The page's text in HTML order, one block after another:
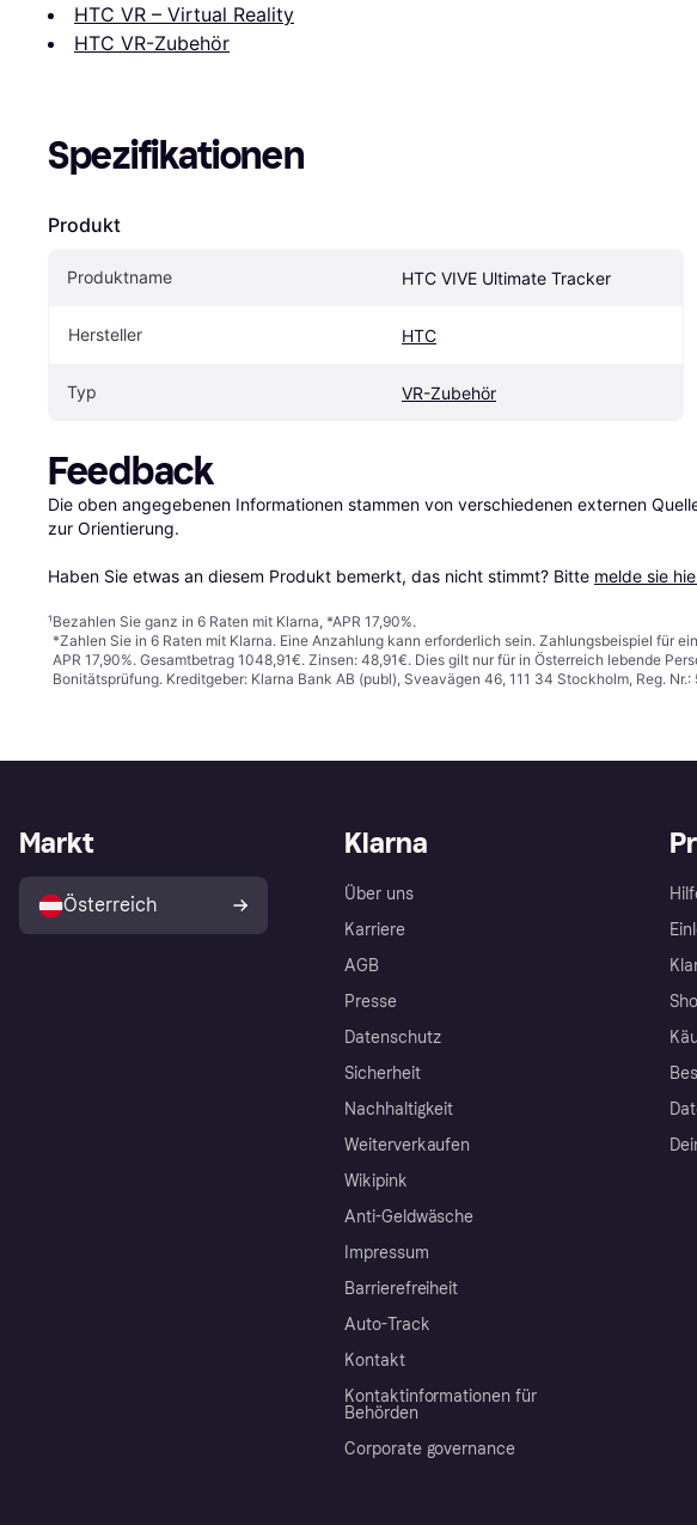
HTC VR – Virtual Reality
HTC VR-Zubehör
Spezifikationen
Produkt
Produktname HTC VIVE Ultimate Tracker
Hersteller HTC
Typ VR-Zubehör
Feedback
Die oben angegebenen Informationen stammen von verschiedenen externen
zur Orientierung.
Haben Sie etwas an diesem Produkt bemerkt, das nicht stimmt? Bitte melde sie
¹Bezahlen Sie ganz in 6 Raten mit Klarna, *APR 17,90%.
*Zahlen Sie in 6 Raten mit Klarna. Eine Anzahlung kann erforderlich sein. Zahlungsbeispiel für
APR 17,90%. Gesamtbetrag 1048,91€. Zinsen: 48,91€. Dies gilt nur für in Österreich lebende
Bonitätsprüfung. Kreditgeber: Klarna Bank AB (publ), Sveavägen 46, 111 34 Stockholm, Reg.
Klarna
Über uns
Karriere
AGB
Presse
Datenschutz
Sicherheit
Nachhaltigkeit
Weiterverkaufen
Wikipink
Anti-Geldwäsche
Impressum
Barrierefreiheit
Auto-Track
Kontakt
Kontaktinformationen für
Behörden
Corporate governance
Markt
Österreich